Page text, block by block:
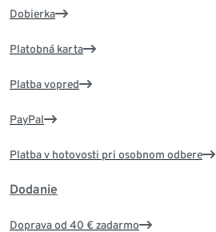
Dobierka
Platobná karta
Platba vopred
PayPal
Platba v hotovosti pri osobnom odbere
Dodanie
Doprava od 40 € zadarmo